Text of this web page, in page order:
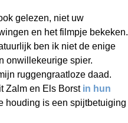
gelezen, niet uw
en het filmpje bekeken.
ben ik niet de enige
onwillekeurige spier.
ruggengraatloze daad.
Zalm en Els Borst in hun
houding is een spijtbetuiging